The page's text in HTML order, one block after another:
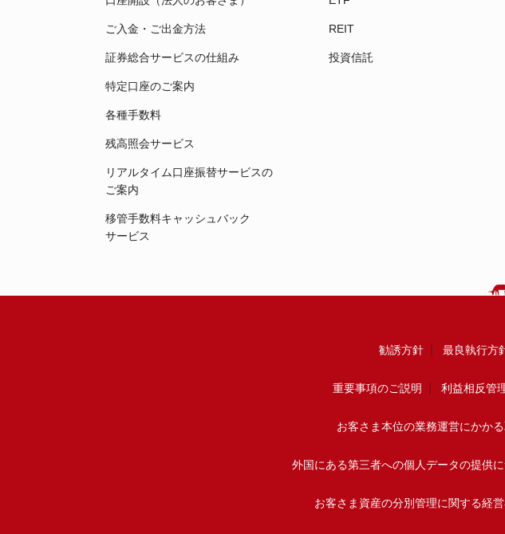
ご入金・ご出金方法
証券総合サービスの仕組み
特定口座のご案内
各種手数料
残高照会サービス
リアルタイム口座振替サービスの
ご案内
移管手数料キャッシュバック
サービス
REIT
投資信託
勧誘方針 最良執行方
重要事項のご説明 利益相反管
お客さま本位の業務運営にかか
外国にある第三者への個人データの提供
お客さま資産の分別管理に関する経